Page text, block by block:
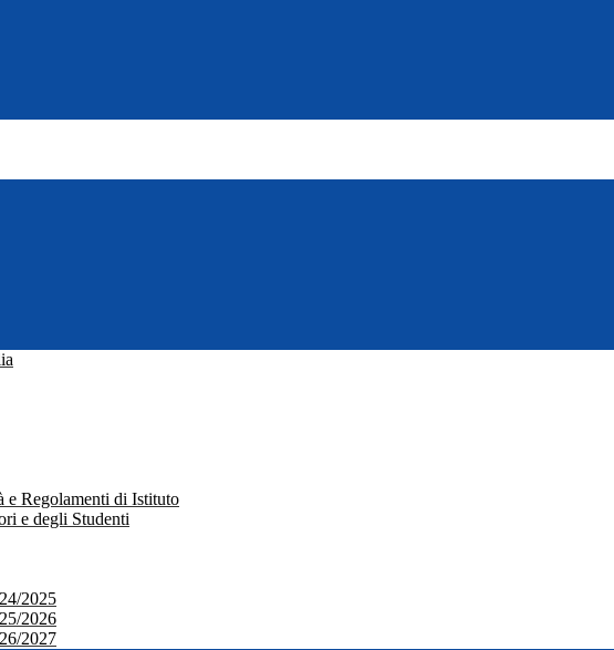
e Regolamenti di Istituto
e degli Studenti
2025
2026
2027